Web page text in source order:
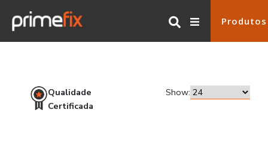
Produtos
Qualidade
Certificada
Show: